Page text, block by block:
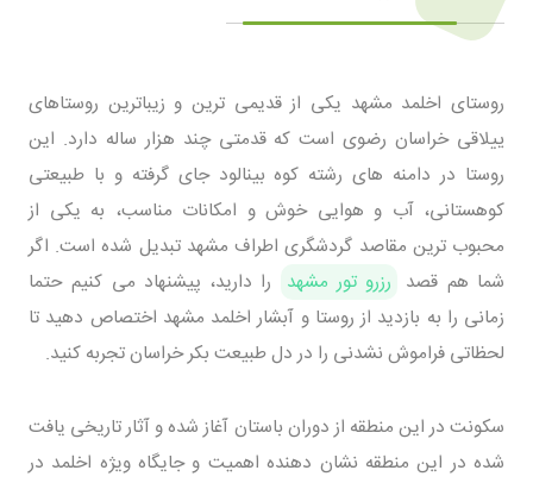
روستای اخلمد مشهد یکی از قدیمی ترین و زیباترین روستاهای
ییلاقی خراسان رضوی است که قدمتی چند هزار ساله دارد. این
روستا در دامنه های رشته کوه بینالود جای گرفته و با طبیعتی
کوهستانی، آب و هوایی خوش و امکانات مناسب، به یکی از
محبوب ترین مقاصد گردشگری اطراف مشهد تبدیل شده است. اگر
شما هم قصد رزرو تور مشهد را دارید، پیشنهاد می کنیم حتما
زمانی را به بازدید از روستا و آبشار اخلمد مشهد اختصاص دهید تا
لحظاتی فراموش نشدنی را در دل طبیعت بکر خراسان تجربه کنید.
سکونت در این منطقه از دوران باستان آغاز شده و آثار تاریخی یافت
شده در این منطقه نشان دهنده اهمیت و جایگاه ویژه اخلمد در